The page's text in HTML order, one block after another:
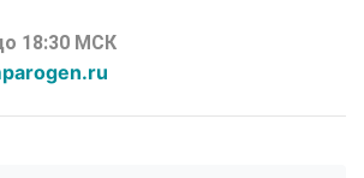
18:30 МСК